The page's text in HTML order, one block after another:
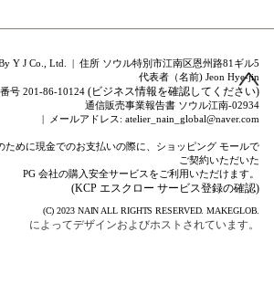
Y J Co., Ltd. | 住所 ソウル特別市江南区恩州路81ギル5
代表者（名前) Jeon Hye-jin
号 201-86-10124(ビジネス情報を確認してください)
通信販売事業報告書 ソウル江南-02934
| メールアドレス: atelier_nain_global@naver.com
ために現金でのお支払いの際に、ショッピング モールで
ご契約いただいた
PG 会社の購入安全サービスをご利用いただけます。
(KCP エスクロー サービス登録の確認)
(C) 2023 NAIN ALL RIGHTS RESERVED.MAKEGLOB.
によってデザインおよびホストされています。